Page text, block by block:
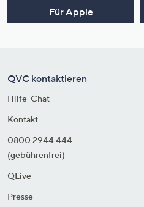
Für Apple
QVC kontaktieren
Hilfe-Chat
Kontakt
0800 2944 444
(gebührenfrei)
QLive
Presse